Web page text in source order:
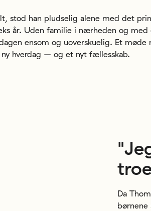
stod han pludselig alene med det
år. Uden familie i nærheden og
ensom og uoverskuelig. Et
hverdag – og et nyt fællesskab.
Da
børnene